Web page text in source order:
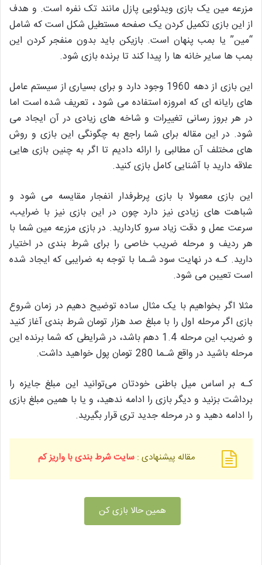
مزرعه مین یک بازی ویدئویی پازل مانند تک نفره است. و هدف
از این بازی تکمیل کردن یک صفحه مستطیل شکل است که شامل
“مین” یا بمب پنهان است. بازیکن باید بدون منفجر کردن این
بمب ها سایر خانه ها را پیدا کند تا برنده بازی شود.
این بازی از دهه 1960 وجود دارد و برای بسیاری از سیستم عامل
های رایانه ای که امروزه استفاده می شود ، تعریف شده است اما
در هر بروز رسانی تغییرات و شاخه های زیادی در آن ایجاد می
شود. در این مقاله برای شما راجع به چگونگی این بازی و روش
های مختلف آن مطالبی را ارائه دادیم تا اگر به چنین بازی هایی
علاقه دارید با آشنایی کامل بازی کنید.
این بازی معمولا با بازی پرطرفدار انفجار مقایسه می شود و
شباهت های زیادی نیز دارد چون در این بازی نیز با ضرایب،
سرعت عمل و دقت زیاد سرو کاردارید. در بازی مزرعه مین شما با
هر ردیف و مرحله ضریب خاصی را برای شرط بندی در اختیار
دارید. کـه در نهایت سود شـما با توجه به ضرایبی که ایجاد شده
است تعیبن می شود.
مثلا اگر بخواهیم با یک مثال ساده توضیح دهیم در زمان شروع
بازی اگر مرحله اول را با مبلغ صد هزار تومان شرط بندی آغاز کنید
و ضریب این مرحله 1.4 دهم باشد، در شرایطی که شما برنده این
مرحله باشید در واقع شـما 280 تومان پول خواهید داشت.
کـه بر اساس میل باطنی خودتان می‌توانید این مبلغ جایزه را
برداشت بزنید و دیگر بازی را ادامه ندهید، و یا با همین مبلغ بازی
را ادامه دهید و در مرحله جدید تری قرار بگیرید.
مقاله پیشنهادی :سایت شرط بندی با واریز کم
همین حالا بازی کن